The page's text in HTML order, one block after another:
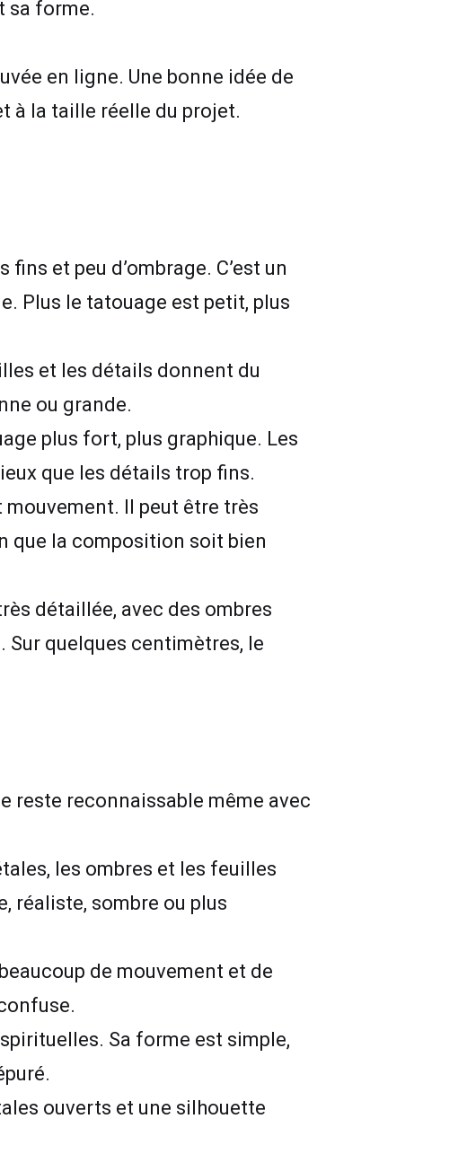
sa forme.
en ligne. Une bonne idée de
à la taille réelle du projet.
et peu d’ombrage. C’est un
Plus le tatouage est petit, plus
et les détails donnent du
ou grande.
plus fort, plus graphique. Les
que les détails trop fins.
Il peut être très
que la composition soit bien
détaillée, avec des ombres
quelques centimètres, le
reste reconnaissable même avec
les ombres et les feuilles
réaliste, sombre ou plus
de mouvement et de
Sa forme est simple,
ouverts et une silhouette